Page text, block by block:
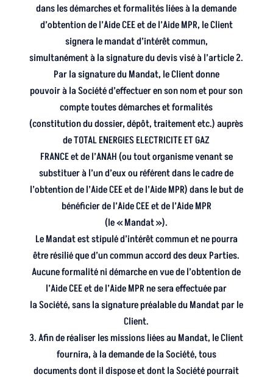
dans les démarches et formalités liées à la demande
d’obtention de l’Aide CEE et de l’Aide MPR, le Client
signera le mandat d’intérêt commun,
simultanément à la signature du devis visé à l’article 2.
Par la signature du Mandat, le Client donne
pouvoir à la Société d’effectuer en son nom et pour son
compte toutes démarches et formalités
(constitution du dossier, dépôt, traitement etc.) auprès
de TOTAL ENERGIES ELECTRICITE ET GAZ
FRANCE et de l’ANAH (ou tout organisme venant se
substituer à l’un d’eux ou référent dans le cadre de
l’obtention de l’Aide CEE et de l’Aide MPR) dans le but de
bénéficier de l’Aide CEE et de l’Aide MPR
(le « Mandat »).
Le Mandat est stipulé d’intérêt commun et ne pourra
être résilié que d’un commun accord des deux Parties.
Aucune formalité ni démarche en vue de l’obtention de
l’Aide CEE et de l’Aide MPR ne sera effectuée par
la Société, sans la signature préalable du Mandat par le
Client.
3. Afin de réaliser les missions liées au Mandat, le Client
fournira, à la demande de la Société, tous
documents dont il dispose et dont la Société pourrait